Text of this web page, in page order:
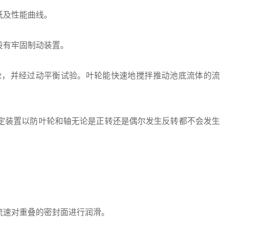
性能曲线。
牢固制动装置。
并经过动平衡试验。叶轮能快速地搅拌推动池底流体的流
置以防叶轮和轴无论是正转还是偶尔发生反转都不会发生
对重叠的密封面进行润滑。